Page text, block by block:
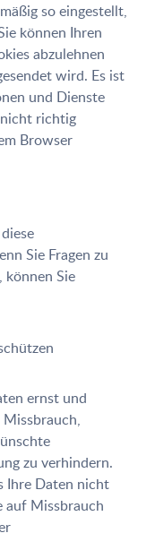
so eingestellt,
können Ihren
abzulehnen
wird. Es ist
und Dienste
richtig
Browser
Sie Fragen zu
Sie
ernst und
zu verhindern.
Ihre Daten nicht
auf Missbrauch